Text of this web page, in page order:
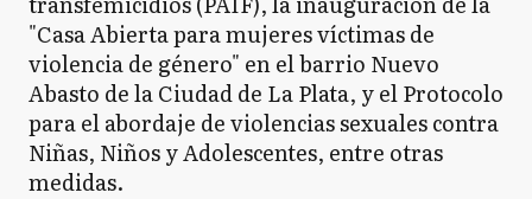
"Casa Abierta para mujeres víctimas de
violencia de género" en el barrio Nuevo
Abasto de la Ciudad de La Plata, y el Protocolo
para el abordaje de violencias sexuales contra
Niñas, Niños y Adolescentes, entre otras
medidas.